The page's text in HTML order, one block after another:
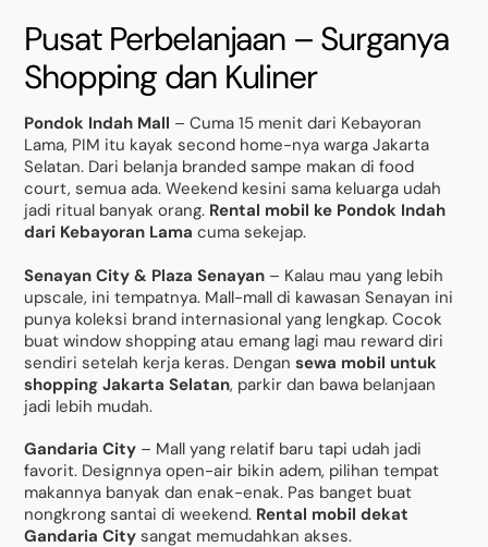
Pusat Perbelanjaan – Surganya
Shopping dan Kuliner
Pondok Indah Mall – Cuma 15 menit dari Kebayoran
Lama, PIM itu kayak second home-nya warga Jakarta
Selatan. Dari belanja branded sampe makan di food
court, semua ada. Weekend kesini sama keluarga udah
jadi ritual banyak orang. Rental mobil ke Pondok Indah
dari Kebayoran Lama cuma sekejap.
Senayan City & Plaza Senayan – Kalau mau yang lebih
upscale, ini tempatnya. Mall-mall di kawasan Senayan ini
punya koleksi brand internasional yang lengkap. Cocok
buat window shopping atau emang lagi mau reward diri
sendiri setelah kerja keras. Dengansewa mobil untuk
shopping Jakarta Selatan, parkir dan bawa belanjaan
jadi lebih mudah.
Gandaria City – Mall yang relatif baru tapi udah jadi
favorit. Designnya open-air bikin adem, pilihan tempat
makannya banyak dan enak-enak. Pas banget buat
nongkrong santai di weekend. Rental mobil dekat
Gandaria City sangat memudahkan akses.